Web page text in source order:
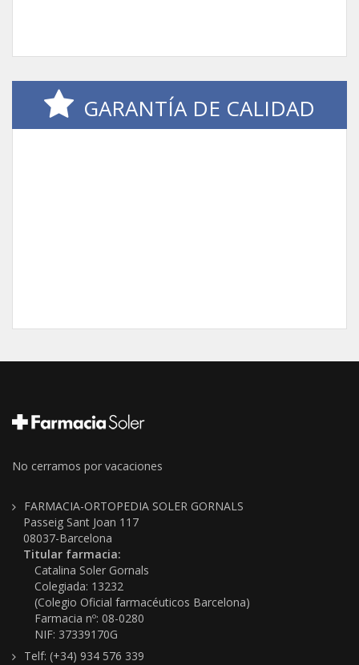
GARANTÍA DE CALIDAD
No cerramos por vacaciones
FARMACIA-ORTOPEDIA SOLER GORNALS
Passeig Sant Joan 117
08037-Barcelona
Titular farmacia:
Catalina Soler Gornals
Colegiada: 13232
(Colegio Oficial farmacéuticos Barcelona)
Farmacia nº: 08-0280
NIF: 37339170G
Telf: (+34) 934 576 339